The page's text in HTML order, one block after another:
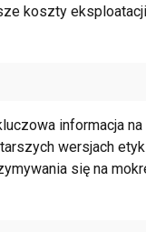
koszty
informacja
wersjach
się na